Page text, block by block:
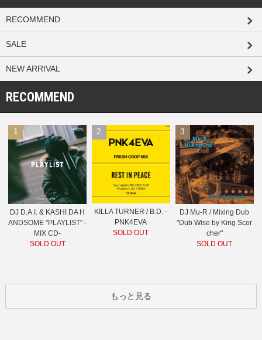
RECOMMEND
SALE
NEW ARRIVAL
RECOMMEND
1
DJ D.A.I. & KASHI DA H
ANDSOME "PLAYLIST" -
MIX CD-
SOLD OUT
2
KILLA TURNER / B.D. -
PNK4EVA
SOLD OUT
3
DJ Mu-R / Mixing Dub
"Dub Wise by King Scor
cher"
SOLD OUT
もっと見る